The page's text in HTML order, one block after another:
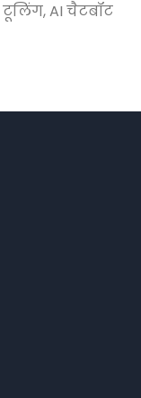
टूलिंग, AI चैटबॉट